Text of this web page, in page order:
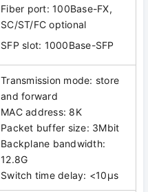
Fiber port: 100Base-FX,
SC/ST/FC optional
SFP slot: 1000Base-SFP
Transmission mode: store
and forward
MAC address: 8K
Packet buffer size: 3Mbit
Backplane bandwidth:
12.8G
Switch time delay: <10μs